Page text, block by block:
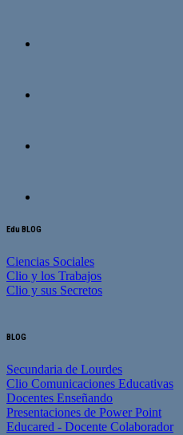
Edu BLOG
Ciencias Sociales
Clio y los Trabajos
Clio y sus Secretos
BLOG
Secundaria de Lourdes
Clio Comunicaciones Educativas
Docentes Enseñando
Presentaciones de Power Point
Educared - Docente Colaborador